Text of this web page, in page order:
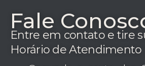
Fale
Entre em contato e tire
Horário de Atendimento